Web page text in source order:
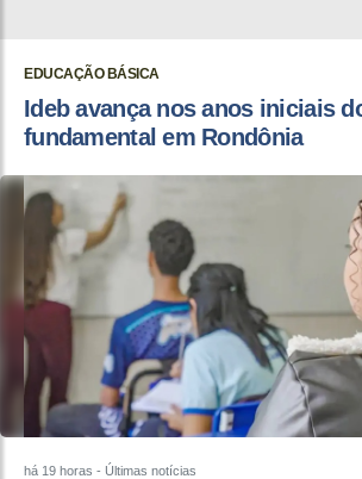
EDUCAÇÃO BÁSICA
Ideb avança nos anos iniciais
fundamental em Rondônia
há 19 horas - Últimas notícias